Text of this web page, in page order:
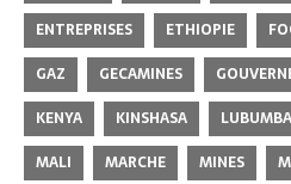
ENTREPRISES
ETHIOPIE
GAZ
GECAMINES
KENYA
KINSHASA
MALI
MARCHE MINES